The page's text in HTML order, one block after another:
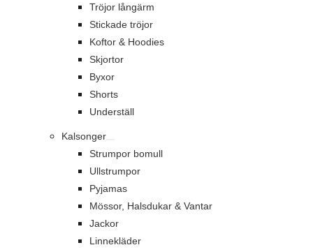
Tröjor långärm
Stickade tröjor
Koftor & Hoodies
Skjortor
Byxor
Shorts
Underställ
Kalsonger
Strumpor bomull
Ullstrumpor
Pyjamas
Mössor, Halsdukar & Vantar
Jackor
Linnekläder